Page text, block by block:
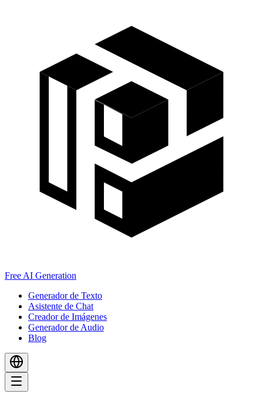
Free AI Generation
Generador de Texto
Asistente de Chat
Creador de Imágenes
Generador de Audio
Blog